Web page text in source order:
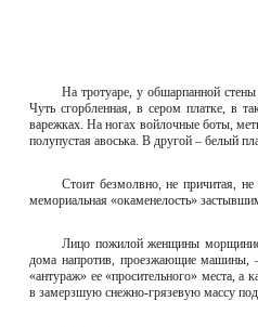
На тротуаре, у обшарпанной
Чуть сгорбленная, в сером платке, в
варежках. На ногах войлочные боты,
полупустая авоська. В другой – белый
Стоит безмолвно, не причитая,
мемориальная «окаменелость»
Лицо пожилой женщины
дома напротив, проезжающие машины,
«антураж» ее «просительного» места, а
в замерзшую снежно-грязевую массу